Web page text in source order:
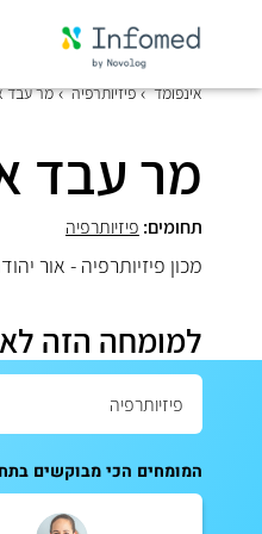
אינפומד פיזיותרפיה מר עבד
מר עבד
תחומים: פיזיותרפיה
מכון פיזיותרפיה - אור
למומחה הזה לא
המומחים הכי מבוקשים